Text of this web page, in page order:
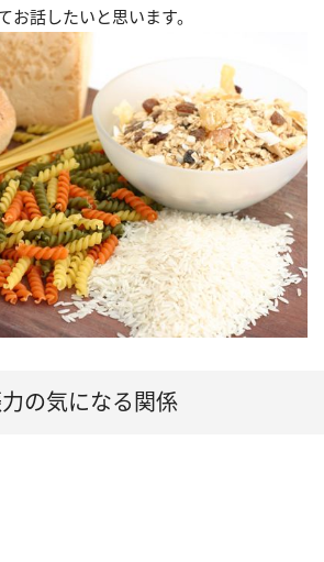
お話したいと思います。
の気になる関係